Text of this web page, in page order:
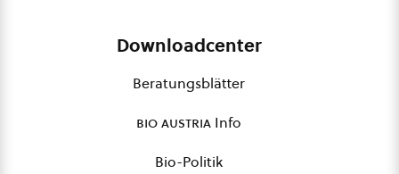
Downloadcenter
Beratungsblätter
bio austria Info
Bio-Politik